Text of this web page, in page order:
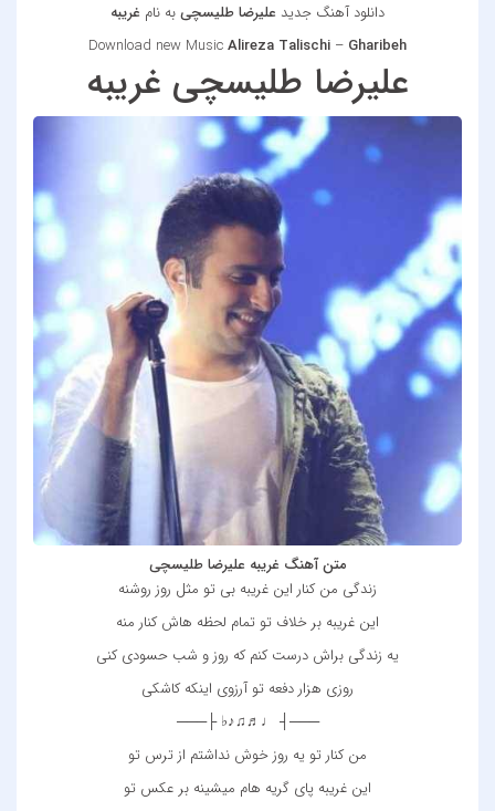
دانلود آهنگ جدید علیرضا طلیسچیبه نام غریبه
Download new MusicAlireza Talischi – Gharibeh
علیرضا طلیسچی غریبه
متن آهنگ غریبه علیرضا طلیسچی
زندگی من کنار این غریبه بی تو مثل روز روشنه
این غریبه بر خلاف تو تمام لحظه هاش کنار منه
یه زندگی براش درست کنم که روز و شب حسودی کنی
روزی هزار دفعه تو آرزوی اینکه کاشکی
───┤ ♩♬♫♪♭ ├───
من کنار تو یه روز خوش نداشتم از ترس تو
این غریبه پای گریه هام میشینه بر عکس تو